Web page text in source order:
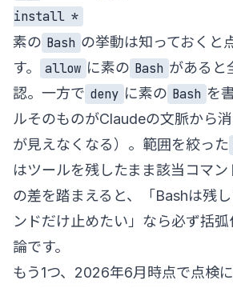
install *
素の Bash の挙動は知っておくと
す。
allow に素の Bash があると
認。一方で deny に素の Bash を
ルそのものがClaudeの文脈から
が見えなくなる）。範囲を絞った
はツールを残したまま該当コマン
の差を踏まえると、「Bashは残
ンドだけ止めたい」なら必ず括
論です。
もう1つ、2026年6月時点で点検